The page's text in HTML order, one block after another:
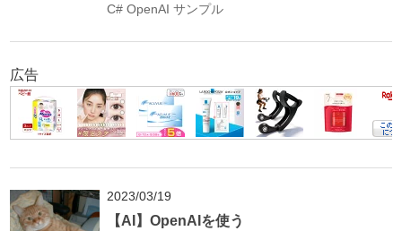
C# OpenAI サンプル
広告
2023/03/19
【AI】OpenAIを使う